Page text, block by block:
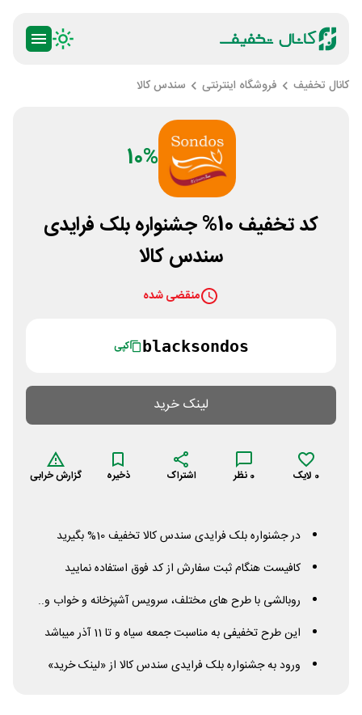
کانال تخفیف فروشگاه اینترنتی سندس کالا
10%
کد تخفیف 10% جشنواره بلک فرایدی
سندس کالا
منقضی شده
blacksondos کپی
لینک خرید
0 لایک 0 نظر اشتراک ذخیره گزارش خرابی
در جشنواره بلک فرایدی سندس کالا تخفیف 10% بگیرید
کافیست هنگام ثبت سفارش از کد فوق استفاده نمایید
روبالشی با طرح های مختلف، سرویس آشپزخانه و خواب و..
این طرح تخفیفی به مناسبت جمعه سیاه و تا 11 آذر میباشد
ورود به جشنواره بلک فرایدی سندس کالا از «لینک خرید»